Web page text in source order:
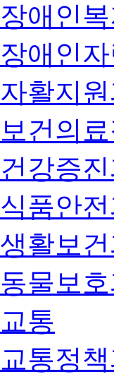
장애인
장애인
자활지
보건의
건강증
식품안
생활보
동물보
교통
교통정